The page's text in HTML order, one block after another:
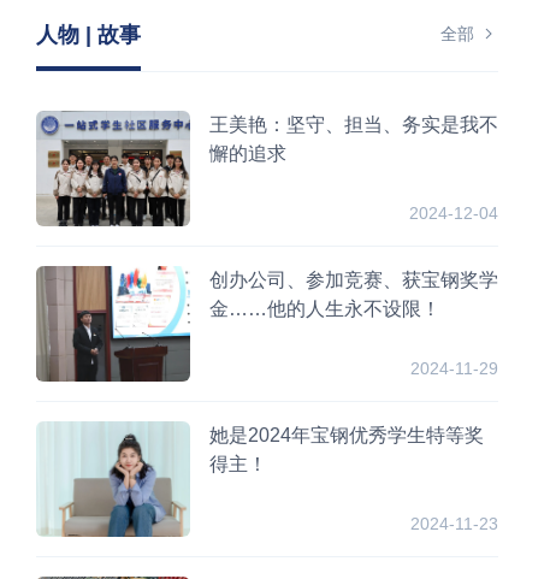
人物 | 故事 全部
王美艳：坚守、担当、务实是我不
懈的追求
2024-12-04
创办公司、参加竞赛、获宝钢奖学
金……他的人生永不设限！
2024-11-29
她是2024年宝钢优秀学生特等奖
得主！
2024-11-23